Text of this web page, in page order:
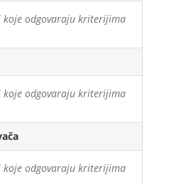
koje odgovaraju kriterijima
koje odgovaraju kriterijima
koje odgovaraju kriterijima